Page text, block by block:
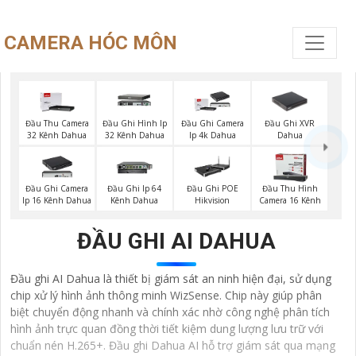
CAMERA HÓC MÔN
Đầu Thu Camera
32 Kênh Dahua
Đầu Ghi Hình Ip
32 Kênh Dahua
Đầu Ghi Camera
Ip 4k Dahua
Đầu Ghi XVR
Dahua
Đầu Ghi Camera
Ip 16 Kênh Dahua
Đầu Ghi Ip 64
Kênh Dahua
Đầu Ghi POE
Hikvision
Đầu Thu Hình
Camera 16 Kênh
ĐẦU GHI AI DAHUA
Đầu ghi AI Dahua là thiết bị giám sát an ninh hiện đại, sử dụng
chip xử lý hình ảnh thông minh WizSense. Chip này giúp phân
biệt chuyển động nhanh và chính xác nhờ công nghệ phân tích
hình ảnh trực quan đồng thời tiết kiệm dung lượng lưu trữ với
chuẩn nén H.265+. Đầu ghi Dahua AI hỗ trợ giám sát qua mạng